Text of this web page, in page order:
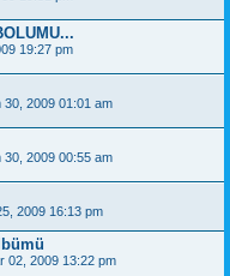
19:27 pm
30, 2009 01:01 am
30, 2009 00:55 am
2009 16:13 pm
02, 2009 13:22 pm